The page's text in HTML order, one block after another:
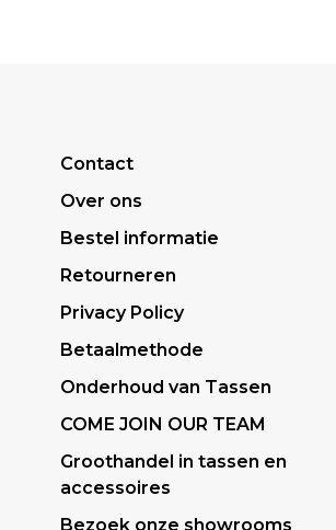
Contact
Over ons
Bestel informatie
Retourneren
Privacy Policy
Betaalmethode
Onderhoud van Tassen
COME JOIN OUR TEAM
Groothandel in tassen en
accessoires
Bezoek onze showrooms